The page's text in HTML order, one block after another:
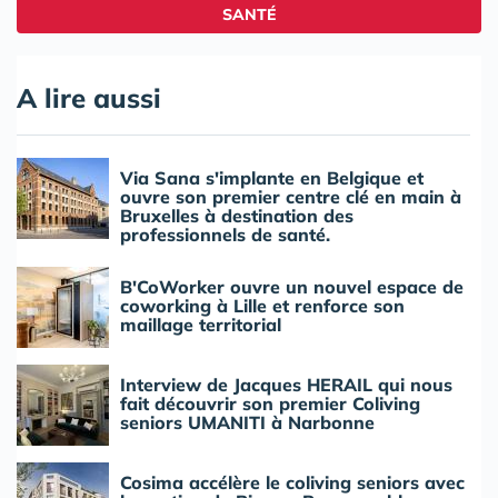
SANTÉ
A lire aussi
Via Sana s'implante en Belgique et
ouvre son premier centre clé en main à
Bruxelles à destination des
professionnels de santé.
B'CoWorker ouvre un nouvel espace de
coworking à Lille et renforce son
maillage territorial
Interview de Jacques HERAIL qui nous
fait découvrir son premier Coliving
seniors UMANITI à Narbonne
Cosima accélère le coliving seniors avec